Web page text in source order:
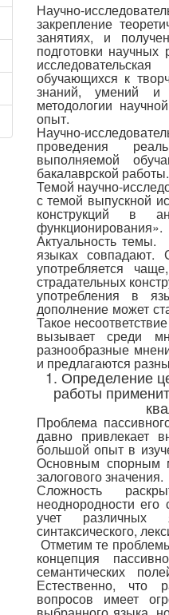
Научно-
закрепление
занятиях, и
подготовки научных
обучающихся к
знаний, умений и
методологии
опыт.
Научно-
проведения
выполняемой
бакалаврской работы.
Темой научно-
с темой выпускной
конструкций в
функционирования».
Актуальность темы.
языках совпадают.
употребляется
страдательных
употребления в
дополнение может
Такое
вызывает среди
разнообразные
и предлагаются
1. Определение
работы
Проблема
давно привлекает
большой опыт в
Основным спорным
залогового значения.
Сложность
неоднородности
учет различных
синтаксического,
Отметим те
концепция
семантических
Естественно, что
вопросов имеет